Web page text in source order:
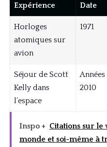
Expérience
Date
Horloges
atomiques sur
avion
1971
Séjour de Scott
Kelly dans
l’espace
Années
2010
Inspo + Citations sur le
monde et soi-même à